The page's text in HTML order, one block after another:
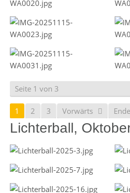
Seite 1 von 3
1 2 3 Vorwärts
Lichterball,